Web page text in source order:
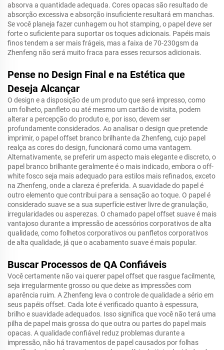
absorva a quantidade adequada. Cores opacas são resultado de
absorção excessiva e absorção insuficiente resultará em manchas.
Se você planeja fazer cunhagem ou hot stamping, o papel deve ser
forte o suficiente para suportar os toques adicionais. Papéis mais
finos tendem a ser mais frágeis, mas a faixa de 70-230gsm da
Zhenfeng não será muito fraca para esses recursos adicionais.
Pense no Design Final e na Estética que
Deseja Alcançar
O design e a disposição de um produto que será impresso, como
um folheto, panfleto ou até mesmo um cartão de visita, podem
alterar a percepção do produto e, por isso, devem ser
profundamente considerados. Ao analisar o design que pretende
imprimir, o papel offset branco brilhante da Zhenfeng, cujo papel
realça as cores do design, funcionará como uma vantagem.
Alternativamente, se preferir um aspecto mais elegante e discreto, o
papel branco brilhante geralmente é o mais indicado, embora o off-
white fosco seja mais adequado para estilos mais refinados, exceto
na Zhenfeng, onde a clareza é preferida. A suavidade do papel é
outro elemento que contribui para a sensação ao toque. O papel é
considerado suave se a sua superfície estiver livre de granulação,
irregularidades ou asperezas. O chamado papel offset suave é mais
vantajoso durante a impressão de acessórios corporativos de alta
qualidade, como folhetos corporativos ou panfletos corporativos
de alta qualidade, já que o acabamento suave é mais popular.
Buscar Processos de QA Confiáveis
Você certamente não vai querer papel offset que rasgue facilmente,
seja irregularmente grosso ou que deixe as impressões com
aparência ruim. A Zhenfeng leva o controle de qualidade a sério em
seus papéis offset. Cada lote é verificado quanto à espessura,
brilho e suavidade adequados. Isso significa que você não terá uma
pilha de papel mais grossa do que outra ou partes do papel mais
opacas. A qualidade confiável reduz problemas durante a
impressão, não há travamentos de papel causados por folhas